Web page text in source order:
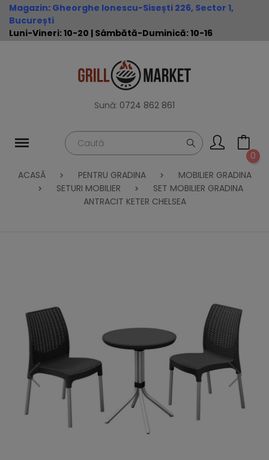
Magazin: Gheorghe Ionescu-Sisești 226, Sector 1,
București
Luni-Vineri: 10-20 | Sâmbătă-Duminică: 10-16
Sună: 0724 862 861
0
ACASĂ
PENTRU GRADINA
MOBILIER GRADINA
SETURI MOBILIER
SET MOBILIER GRADINA
ANTRACIT KETER CHELSEA